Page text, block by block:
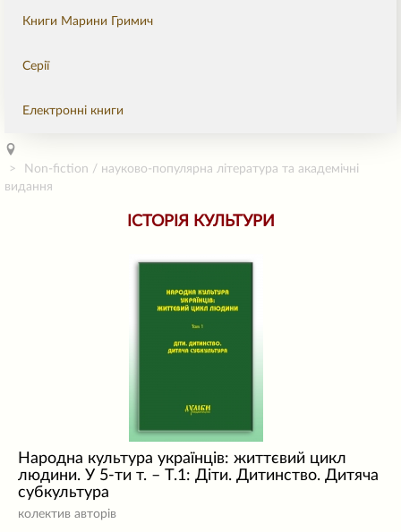
Книги Марини Гримич
Серії
Електронні книги
Non-fiction / науково-популярна література та академічні
видання
ІСТОРІЯ КУЛЬТУРИ
Народна культура українців: життєвий цикл
людини. У 5-ти т. – Т.1: Діти. Дитинство. Дитяча
субкультура
колектив авторів